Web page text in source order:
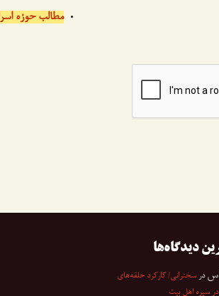
مطالب حوزه
دیدگاه‌ها
در سخنرانی/ کارکرد حلقه‌های
در سیره اهل بیت